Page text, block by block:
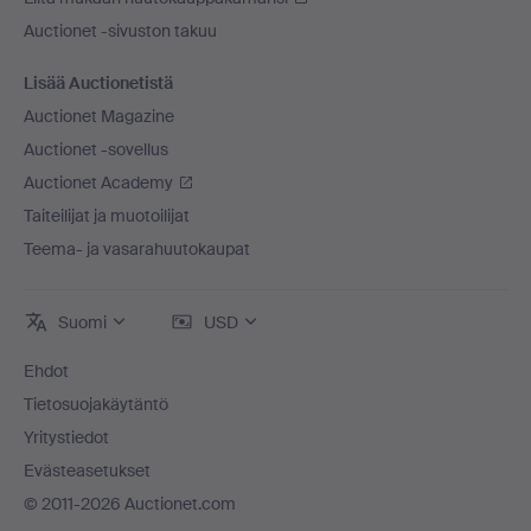
Auctionet -sivuston takuu
Lisää Auctionetistä
Auctionet Magazine
Auctionet -sovellus
Auctionet Academy
Taiteilijat ja muotoilijat
Teema- ja vasarahuutokaupat
Suomi USD
Ehdot
Tietosuojakäytäntö
Yritystiedot
Evästeasetukset
© 2011-2026 Auctionet.com